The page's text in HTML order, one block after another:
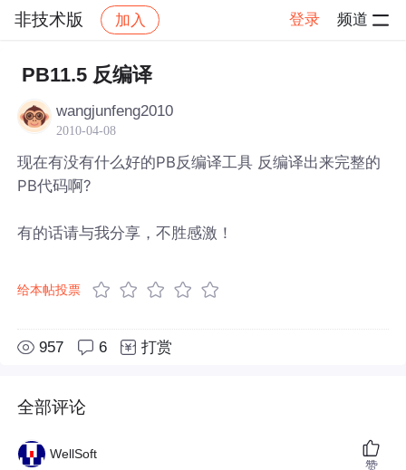
非技术版 加入 登录 频道
社区 非技术版
PB11.5 反编译
wangjunfeng2010
2010-04-08
现在有没有什么好的PB反编译工具 反编译出来完整的
PB代码啊?
有的话请与我分享，不胜感激！
给本帖投票
957 6 打赏
全部评论
WellSoft
赞